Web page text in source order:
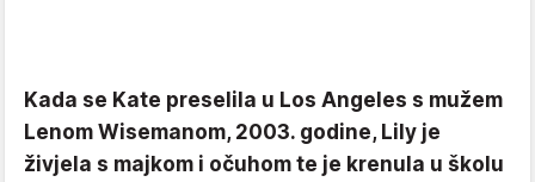
Kada se Kate preselila u Los Angeles s mužem
Lenom Wisemanom, 2003. godine, Lily je
živjela s majkom i očuhom te je krenula u školu